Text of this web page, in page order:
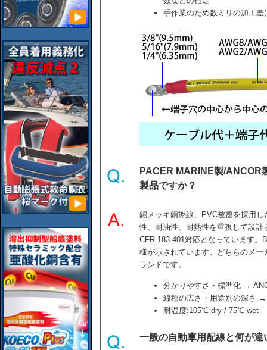
手作業のため数ミリの加工差
PACER MARINE製/ANCOR
製品ですか？
錫メッキ銅撚線、PVC被覆を採用
性、耐油性、耐熱性を重視して設計
CFR 183.401対応となっています。
様が示されています。どちらのメ
ランドです。
分かりやすさ・標準化 →
線種の広さ・用途別の深さ
耐温度:105℃ dry / 75℃ wet
一般の自動車用配線と何が違